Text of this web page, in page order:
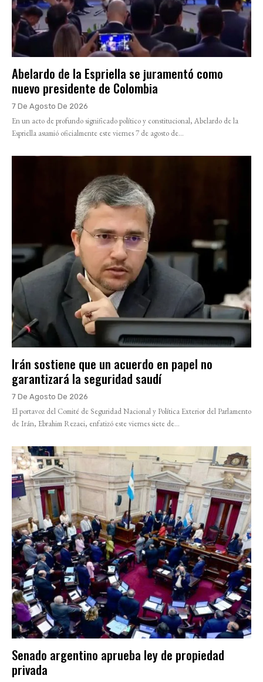
Abelardo de la Espriella se juramentó como
nuevo presidente de Colombia
7 De Agosto De 2026
En un acto de profundo significado político y constitucional, Abelardo de la
Espriella asumió oficialmente este viernes 7 de agosto de...
Irán sostiene que un acuerdo en papel no
garantizará la seguridad saudí
7 De Agosto De 2026
El portavoz del Comité de Seguridad Nacional y Política Exterior del Parlamento
de Irán, Ebrahim Rezaei, enfatizó este viernes siete de...
Senado argentino aprueba ley de propiedad
privada